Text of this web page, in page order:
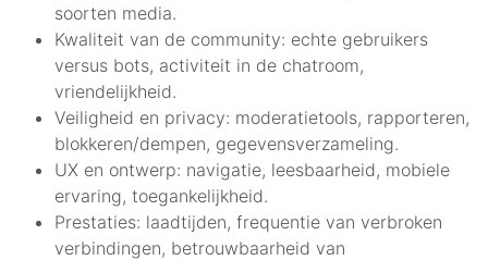
soorten media.
Kwaliteit van de community: echte gebruikers
versus bots, activiteit in de chatroom,
vriendelijkheid.
Veiligheid en privacy: moderatietools, rapporteren,
blokkeren/dempen, gegevensverzameling.
UX en ontwerp: navigatie, leesbaarheid, mobiele
ervaring, toegankelijkheid.
Prestaties: laadtijden, frequentie van verbroken
verbindingen, betrouwbaarheid van